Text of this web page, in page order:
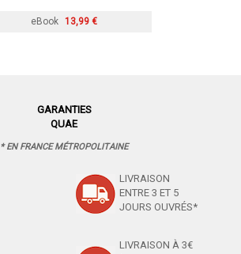
eBook 13,99 €
GARANTIES
QUAE
* EN FRANCE MÉTROPOLITAINE
LIVRAISON
ENTRE 3 ET 5
JOURS OUVRÉS*
LIVRAISON À 3€